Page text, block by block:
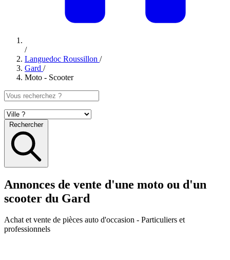
/
Languedoc Roussillon /
Gard /
Moto - Scooter
Rechercher
Annonces de vente d'une moto ou d'un
scooter du Gard
Achat et vente de pièces auto d'occasion - Particuliers et
professionnels